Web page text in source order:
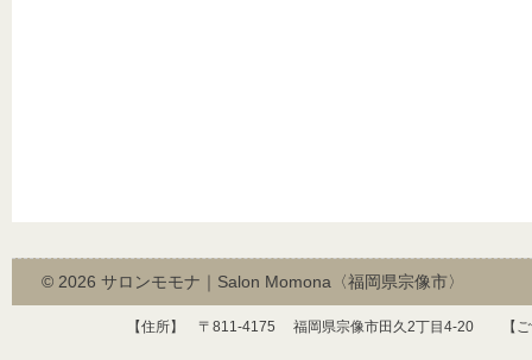
© 2026 サロンモモナ｜Salon Momona〈福岡県宗像市〉
【住所】 〒 811-4175 福岡県宗像市田久2丁目 4-20 【ご